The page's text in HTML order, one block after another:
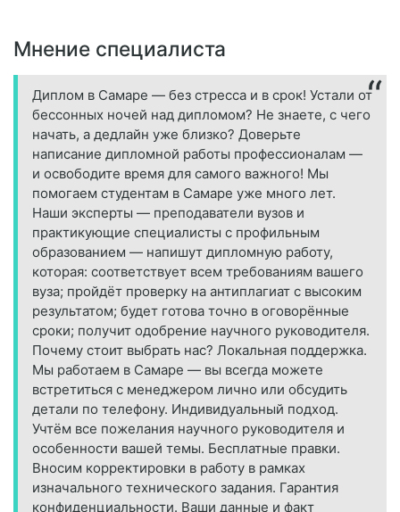
Мнение специалиста
Диплом в Самаре — без стресса и в срок! Устали от
бессонных ночей над дипломом? Не знаете, с чего
начать, а дедлайн уже близко? Доверьте
написание дипломной работы профессионалам —
и освободите время для самого важного! Мы
помогаем студентам в Самаре уже много лет.
Наши эксперты — преподаватели вузов и
практикующие специалисты с профильным
образованием — напишут дипломную работу,
которая: соответствует всем требованиям вашего
вуза; пройдёт проверку на антиплагиат с высоким
результатом; будет готова точно в оговорённые
сроки; получит одобрение научного руководителя.
Почему стоит выбрать нас? Локальная поддержка.
Мы работаем в Самаре — вы всегда можете
встретиться с менеджером лично или обсудить
детали по телефону. Индивидуальный подход.
Учтём все пожелания научного руководителя и
особенности вашей темы. Бесплатные правки.
Вносим корректировки в работу в рамках
изначального технического задания. Гарантия
конфиденциальности. Ваши данные и факт